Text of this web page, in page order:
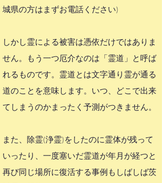
城県の方はまずお電話ください)
しかし霊による被害は憑依だけではありま
せん。もう一つ厄介なのは「霊道」と呼ば
れるものです。霊道とは文字通り霊が通る
道のことを意味します。いつ、どこで出来
てしまうのかまったく予測がつきません。
また、除霊(浄霊)をしたのに霊体が残って
いったり、一度塞いだ霊道が年月が経つと
再び同じ場所に復活する事例もしばしば茨